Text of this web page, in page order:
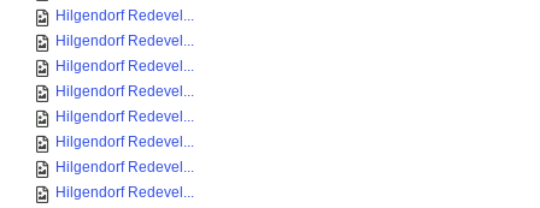
Hilgendorf Redevel...
Hilgendorf Redevel...
Hilgendorf Redevel...
Hilgendorf Redevel...
Hilgendorf Redevel...
Hilgendorf Redevel...
Hilgendorf Redevel...
Hilgendorf Redevel...